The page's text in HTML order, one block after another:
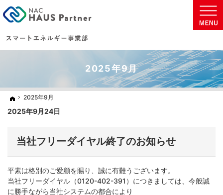
2025年9月
ホーム
2025年9月
2025年9月24日
当社フリーダイヤル終了のお知らせ
平素は格別のご愛顧を賜り、誠に有難うございます。
当社フリーダイヤル（0120-402-391）につきましては、今般誠
に勝手ながら当社システムの都合により
ホーム
2025年9月